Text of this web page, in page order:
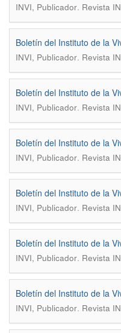
INVI, Publicador. Revista
Boletín del Instituto de la
INVI, Publicador. Revista
Boletín del Instituto de la
INVI, Publicador. Revista
Boletín del Instituto de la
INVI, Publicador. Revista
Boletín del Instituto de la
INVI, Publicador. Revista
Boletín del Instituto de la
INVI, Publicador. Revista
Boletín del Instituto de la
INVI, Publicador. Revista